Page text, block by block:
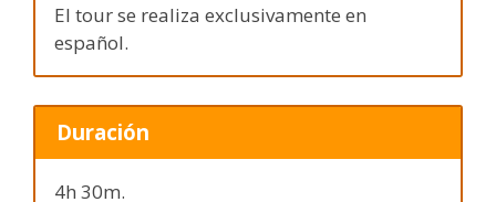
El tour se realiza exclusivamente en
español.
Duración
4h 30m.